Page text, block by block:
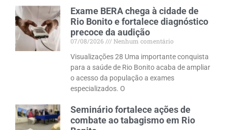
Exame BERA chega à cidade de
Rio Bonito e fortalece diagnóstico
precoce da audição
07/08/2026
Nenhum comentário
Visualizações 28 Uma importante conquista
para a saúde de Rio Bonito acaba de ampliar
o acesso da população a exames
especializados. O
Seminário fortalece ações de
combate ao tabagismo em Rio